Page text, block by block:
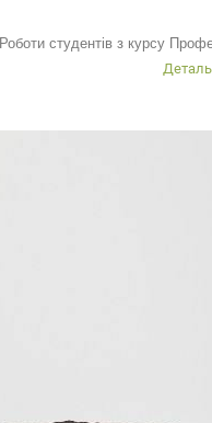
Роботи студентів з курсу